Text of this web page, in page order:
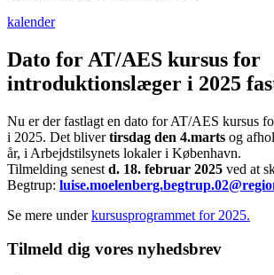
kalender
Dato for AT/AES kursus for
introduktionslæger i 2025
Nu er der fastlagt en dato for AT/AES kursus
i 2025. Det blivertirsdag den 4.marts og
år, i Arbejdstilsynets lokaler i København.
Tilmelding senest d. 18. februar 2025 ved at
Begtrup:
Se mere underkursusprogrammet for 2025.
Tilmeld dig vores nyhedsbrev